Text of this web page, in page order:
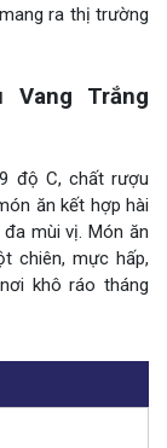
ra thị trường
Vang Trắng
độ C, chất rượu
ăn kết hợp hài
mùi vị. Món ăn
chiên, mực hấp,
khô ráo tháng